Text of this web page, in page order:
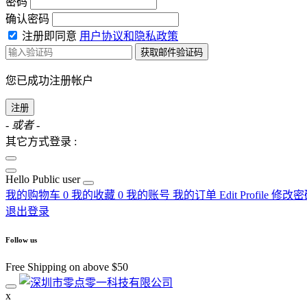
确认密码
注册即同意 用户协议和隐私政策
获取邮件验证码
您已成功注册帐户
注册
- 或者 -
其它方式登录 :
Hello Public user
我的购物车 0 我的收藏 0 我的账号 我的订单 Edit Profile 修改密
退出登录
Follow us
Free Shipping on above $50
x